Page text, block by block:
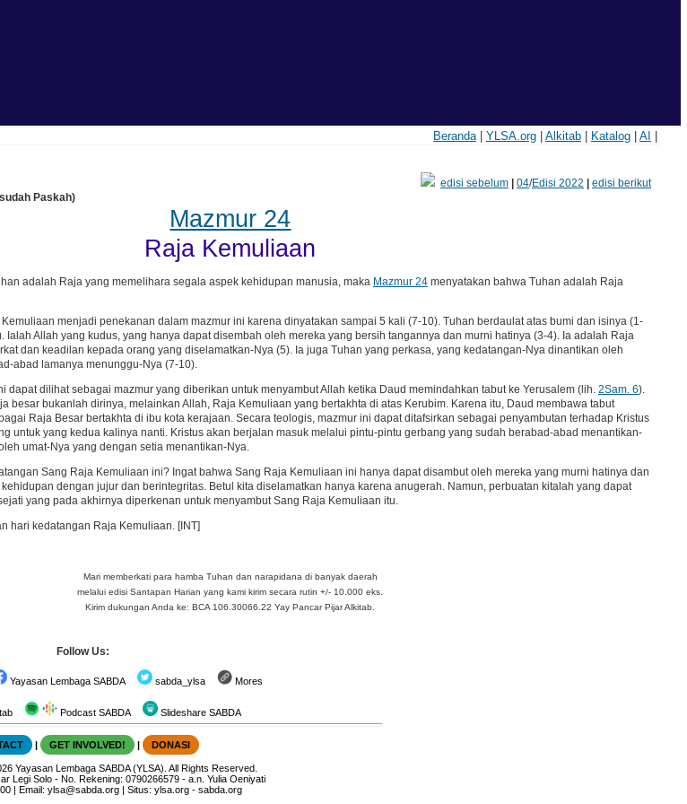
Beranda| YLSA.org| Alkitab| Katalog| AI
edisi sebelum| 04/Edisi 2022
edisi berikut
Paskah)
Mazmur 24
Raja Kemuliaan
adalah Raja yang memelihara segala aspek kehidupan manusia, maka Mazmur 24menyatakan bahwa Tuhan adalah Raja
menjadi penekanan dalam mazmur ini karena dinyatakan sampai 5 kali (7-10). Tuhan berdaulat atas bumi dan isinya (1-
Ialah Allah yang kudus, yang hanya dapat disembah oleh mereka yang bersih tangannya dan murni hatinya (3-4). Ia adalah Raja
dan keadilan kepada orang yang diselamatkan-Nya (5). Ia juga Tuhan yang perkasa, yang kedatangan-Nya dinantikan oleh
abad lamanya menunggu-Nya (7-10).
dapat dilihat sebagai mazmur yang diberikan untuk menyambut Allah ketika Daud memindahkan tabut ke Yerusalem (lih. 2Sam. 6).
besar bukanlah dirinya, melainkan Allah, Raja Kemuliaan yang bertakhta di atas Kerubim. Karena itu, Daud membawa tabut
Raja Besar bertakhta di ibu kota kerajaan. Secara teologis, mazmur ini dapat ditafsirkan sebagai penyambutan terhadap Kristus
untuk yang kedua kalinya nanti. Kristus akan berjalan masuk melalui pintu-pintu gerbang yang sudah berabad-abad menantikan-
umat-Nya yang dengan setia menantikan-Nya.
Sang Raja Kemuliaan ini? Ingat bahwa Sang Raja Kemuliaan ini hanya dapat disambut oleh mereka yang murni hatinya dan
dengan jujur dan berintegritas. Betul kita diselamatkan hanya karena anugerah. Namun, perbuatan kitalah yang dapat
yang pada akhirnya diperkenan untuk menyambut Sang Raja Kemuliaan itu.
hari kedatangan Raja Kemuliaan. [INT]
Mari memberkati para hamba Tuhan dan narapidana di banyak daerah
melalui edisi Santapan Harian yang kami kirim secara rutin +/- 10.000 eks.
Kirim dukungan Anda ke: BCA 106.30066.22 Yay Pancar Pijar Alkitab.
Follow Us:
Yayasan Lembaga SABDA sabda_ylsa Mores
Podcast SABDA Slideshare SABDA
| GET INVOLVED! | DONASI
Yayasan Lembaga SABDA (YLSA). All Rights Reserved.
Legi Solo - No. Rekening: 0790266579 - a.n. Yulia Oeniyati
| Email: ylsa@sabda.org| Situs: ylsa.org- sabda.org